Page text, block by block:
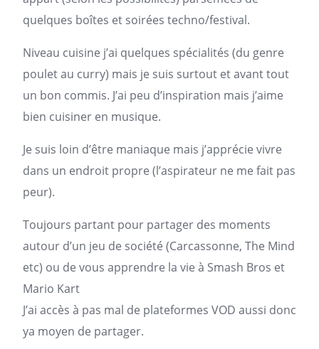
quelques boîtes et soirées techno/festival.
Niveau cuisine j’ai quelques spécialités (du genre
poulet au curry) mais je suis surtout et avant tout
un bon commis. J’ai peu d’inspiration mais j’aime
bien cuisiner en musique.
Je suis loin d’être maniaque mais j’apprécie vivre
dans un endroit propre (l’aspirateur ne me fait pas
peur).
Toujours partant pour partager des moments
autour d’un jeu de société (Carcassonne, The Mind
etc) ou de vous apprendre la vie à Smash Bros et
Mario Kart
J’ai accès à pas mal de plateformes VOD aussi donc
ya moyen de partager.